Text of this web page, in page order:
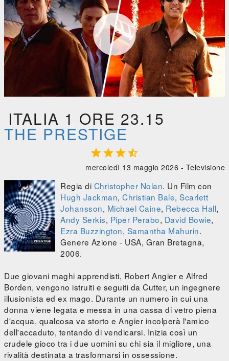

/0:00 

ITALIA 1 ORE 23.15
THE PRESTIGE

mercoledì 13 maggio 2026 - Televisione
Regia di Christopher Nolan. Un Film con
Hugh Jackman, Christian Bale, Scarlett
Johansson, Michael Caine, Rebecca Hall,
Andy Serkis, Piper Perabo, David Bowie,
Ezra Buzzington, Samantha Mahurin.
Genere Azione - USA, Gran Bretagna,
2006.
Due giovani maghi apprendisti, Robert Angier e Alfred
Borden, vengono istruiti e seguiti da Cutter, un ingegnere
illusionista ed ex mago. Durante un numero in cui una
donna viene legata e messa in una cassa di vetro piena
d'acqua, qualcosa va storto e Angier incolperà l'amico
dell'accaduto, tentando di vendicarsi. Inizia così un
crudele gioco tra i due uomini su chi sia il migliore, una
rivalità destinata a trasformarsi in ossessione.